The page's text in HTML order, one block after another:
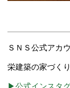
ＳＮＳ公式アカ
栄建築の家づく